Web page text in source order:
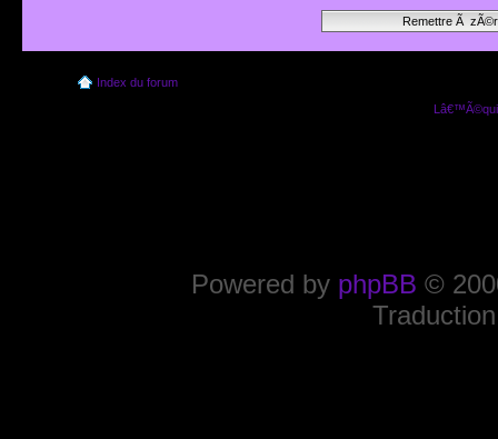
Index du forum
Powered by phpBB ©